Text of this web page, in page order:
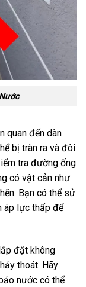
quan đến dàn
bị tràn ra và đôi
tra đường ống
có vật cản như
Bạn có thể sử
áp lực thấp để
đặt không
thoát. Hãy
nước có thể